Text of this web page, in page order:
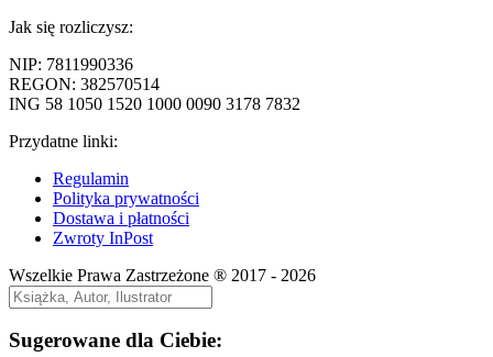
Jak się rozliczysz:
NIP: 7811990336
REGON: 382570514
ING 58 1050 1520 1000 0090 3178 7832
Przydatne linki:
Regulamin
Polityka prywatności
Dostawa i płatności
Zwroty InPost
Wszelkie Prawa Zastrzeżone ® 2017 - 2026
Sugerowane dla Ciebie: